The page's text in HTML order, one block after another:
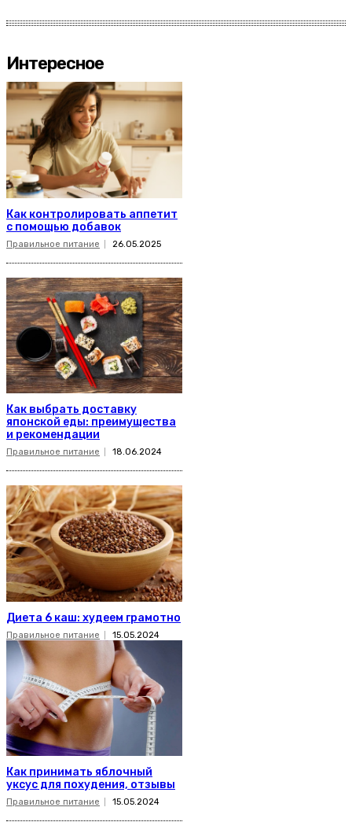
Интересное
Как контролировать аппетит
с помощью добавок
Правильное питание 26.05.2025
Как выбрать доставку
японской еды: преимущества
и рекомендации
Правильное питание 18.06.2024
Диета 6 каш: худеем грамотно
Правильное питание 15.05.2024
Как принимать яблочный
уксус для похудения, отзывы
Правильное питание 15.05.2024